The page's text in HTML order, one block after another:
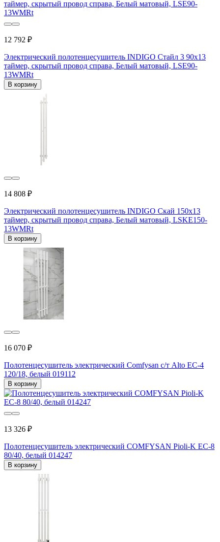
12 792 ₽
Электрический полотенцесушитель INDIGO Стайл 3 90x13
таймер, скрытый провод справа, Белый матовый, LSE90-
13WMRt
В корзину
14 808 ₽
Электрический полотенцесушитель INDIGO Скай 150x13
таймер, скрытый провод справа, Белый матовый, LSKE150-
13WMRt
В корзину
16 070 ₽
Полотенцесушитель электрический Comfysan с/т Alto EC-4
120/18, белый 019112
В корзину
13 326 ₽
Полотенцесушитель электрический COMFYSAN Pioli-K EC-8
80/40, белый 014247
В корзину